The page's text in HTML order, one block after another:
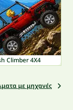
Climber 4X4
με μηχανές